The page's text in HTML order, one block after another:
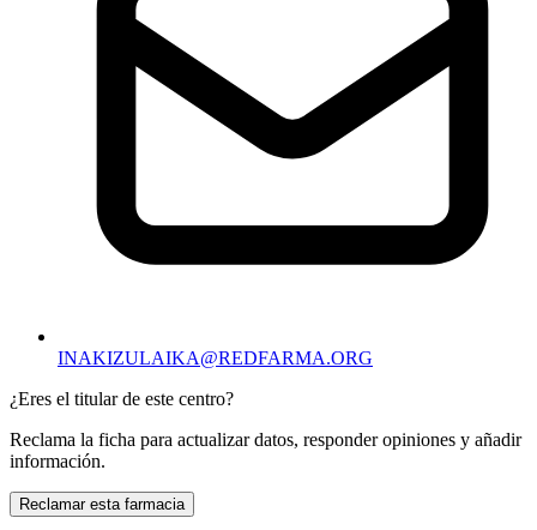
INAKIZULAIKA@REDFARMA.ORG
¿Eres el titular de este centro?
Reclama la ficha para actualizar datos, responder opiniones y añadir
información.
Reclamar esta farmacia